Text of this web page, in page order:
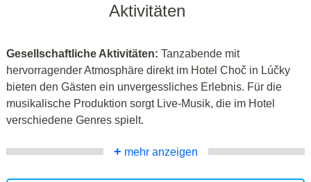
Aktivitäten
Gesellschaftliche Aktivitäten: Tanzabende mit
hervorragender Atmosphäre direkt im Hotel Choč in Lúčky
bieten den Gästen ein unvergessliches Erlebnis. Für die
musikalische Produktion sorgt Live-Musik, die im Hotel
verschiedene Genres spielt.
+ mehr anzeigen